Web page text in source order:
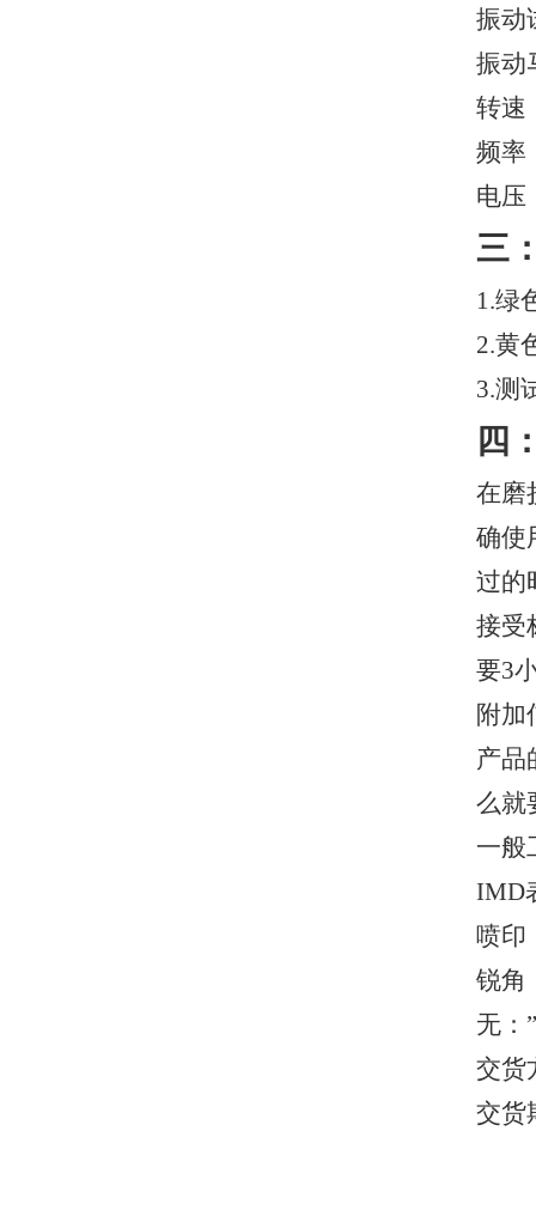
振动
振动
转速
频率
电压
三
1.绿
2.黄
3.测
四
在磨
确使
过的
接受
要3
附加
产品
么就
一般
IMD
喷印
锐角
无：
交货
交货